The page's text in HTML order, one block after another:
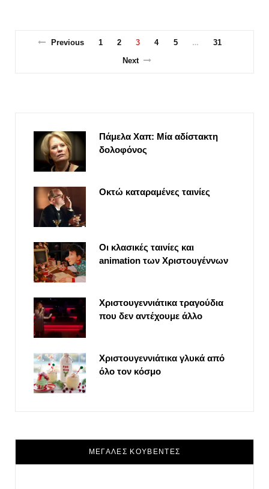
Previous 1 2 3 4 5 …
31
Next
Πάμελα Χαπ: Μία αδίστακτη
δολοφόνος
Οκτώ καταραμένες ταινίες
Οι κλασικές ταινίες και
animation των Χριστουγέννων
Χριστουγεννιάτικα τραγούδια
που δεν αντέχουμε άλλο
Χριστουγεννιάτικα γλυκά από
όλο τον κόσμο
ΜΕΓΑΛΕΣ ΚΟΥΒΕΝΤΕΣ